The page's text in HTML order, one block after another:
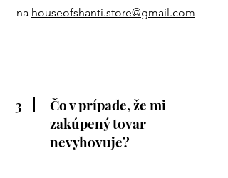
na houseofshanti.store@gmail.com
3
Čo v prípade, že mi
zakúpený tovar
nevyhovuje?